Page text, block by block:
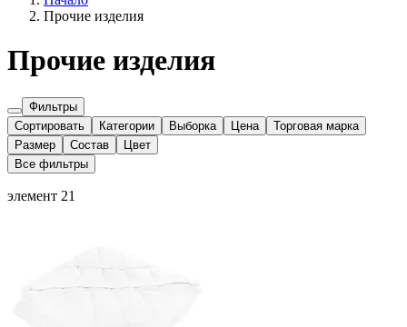
Прочие изделия
Прочие изделия
Фильтры
Сортировать
Категории Выборка Цена
Торговая марка
Размер
Состав
Цвет
Все фильтры
элемент 21